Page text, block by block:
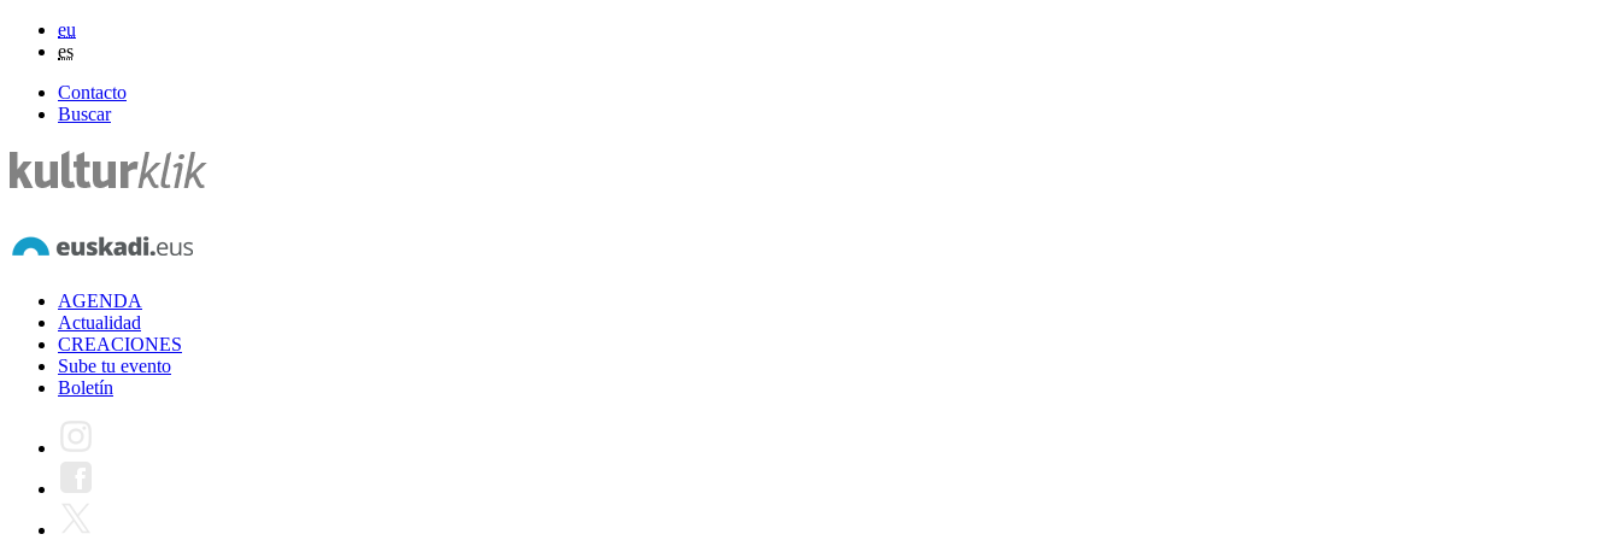
eu
es
Contacto
Buscar
AGENDA
Actualidad
CREACIONES
Sube tu evento
Boletín